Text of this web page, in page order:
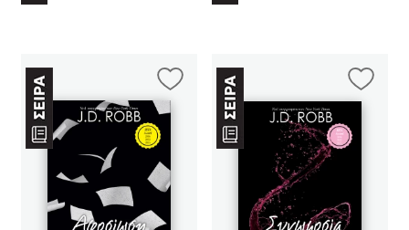
Δημοφιλείς Συγγραφείς